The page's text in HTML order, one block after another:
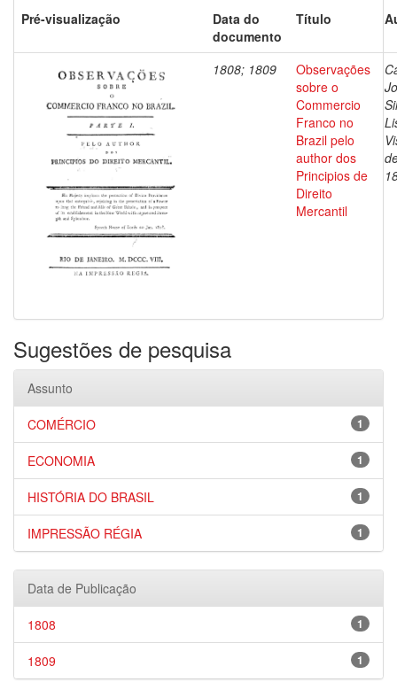
Pré-visualização
Data do
documento
Título
1808; 1809
Observações
sobre o
Commercio
Franco no
Brazil pelo
author dos
Principios de
Direito
Mercantil
Sugestões de pesquisa
Assunto
1
COMÉRCIO
1
ECONOMIA
1
HISTÓRIA DO BRASIL
1
IMPRESSÃO RÉGIA
Data de Publicação
1
1808
1
1809